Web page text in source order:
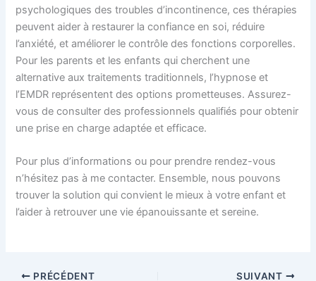
psychologiques des troubles d’incontinence, ces thérapies
peuvent aider à restaurer la confiance en soi, réduire
l’anxiété, et améliorer le contrôle des fonctions corporelles.
Pour les parents et les enfants qui cherchent une
alternative aux traitements traditionnels, l’hypnose et
l’EMDR représentent des options prometteuses. Assurez-
vous de consulter des professionnels qualifiés pour obtenir
une prise en charge adaptée et efficace.
Pour plus d’informations ou pour prendre rendez-vous
n’hésitez pas à me contacter. Ensemble, nous pouvons
trouver la solution qui convient le mieux à votre enfant et
l’aider à retrouver une vie épanouissante et sereine.
PRÉCÉDENT SUIVANT